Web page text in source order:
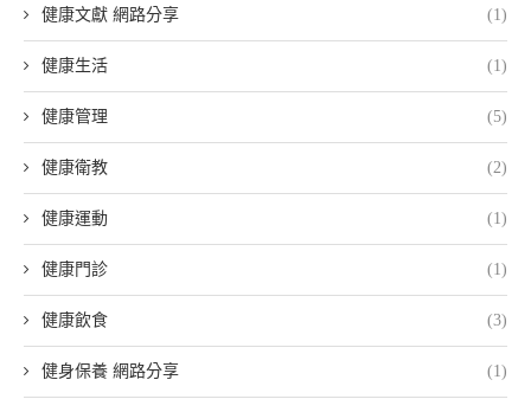
健康文獻 網路分享 (1)
健康生活 (1)
健康管理 (5)
健康衛教 (2)
健康運動 (1)
健康門診 (1)
健康飲食 (3)
健身保養 網路分享 (1)